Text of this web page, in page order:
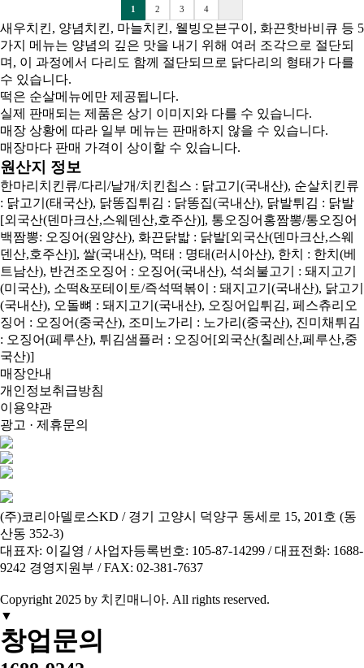
1 2 3 4
새우치킨, 양념치킨, 마늘치킨, 웰빙오븐구이, 화끈핫바비큐 등 5
가지 메뉴는 양념의 깊은 맛을 내기 위해 여러 조각으로 절단되
며, 이 과정에서 다리도 함께 절단되므로 닭다리의 형태가 다를
수 있습니다.
떡은 순살메뉴에만 제공됩니다.
실제 판매되는 제품은 상기 이미지와 다를 수 있습니다.
매장 상황에 따라 일부 메뉴는 판매하지 않을 수 있습니다.
매장마다 판매 가격이 상이할 수 있습니다.
원산지 정보
한마리치킨류/다리/날개/치킨칩스 : 닭고기(국내산), 순살치킨류
: 닭고기(태국산), 닭똥집튀김 : 닭똥집(국내산), 닭발튀김 : 닭발
[외국산(덴마크산,스웨덴산,호주산)], 통오징어홍짬뽕/통오징어
백짬뽕: 오징어(원양산), 화끈닭밟 : 닭발[외국산(덴마크산,스웨
덴산,호주산)], 쌀(국내산), 먹태 : 명태(러시아산), 한치 : 한치(베
트남산), 반건조오징어 : 오징어(국내산), 석쇠불고기 : 돼지고기
(미국산), 소떡&포테이토/즉석떡볶이 : 돼지고기(국내산), 닭고기
(국내산), 오돌뼈 : 돼지고기(국내산), 오징어입튀김, 페스츄리오
징어 : 오징어(중국산), 조미노가리 : 노가리(중국산), 진미채튀김
: 오징어(페루산), 튀김샘플러 : 오징어[외국산(칠레산,페루산,중
국산)]
매장안내
개인정보취급방침
이용약관
광고 · 제휴문의
(주)코리아델로스KD / 경기 고양시 덕양구 동세로 15, 201호 (동
산동 352-3)
대표자: 이길영 / 사업자등록번호: 105-87-14299 / 대표전화: 1688-
9242 경영지원부 / FAX: 02-381-7637
Copyright 2025 by 치킨매니아. All rights reserved.
▼
창업문의